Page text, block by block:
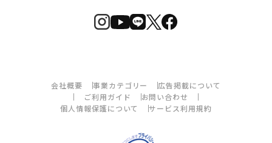
会社概要 事業カテゴリー
広告掲載について
ご利用ガイド
お問い合わせ
個人情報保護について
サービス利用規約